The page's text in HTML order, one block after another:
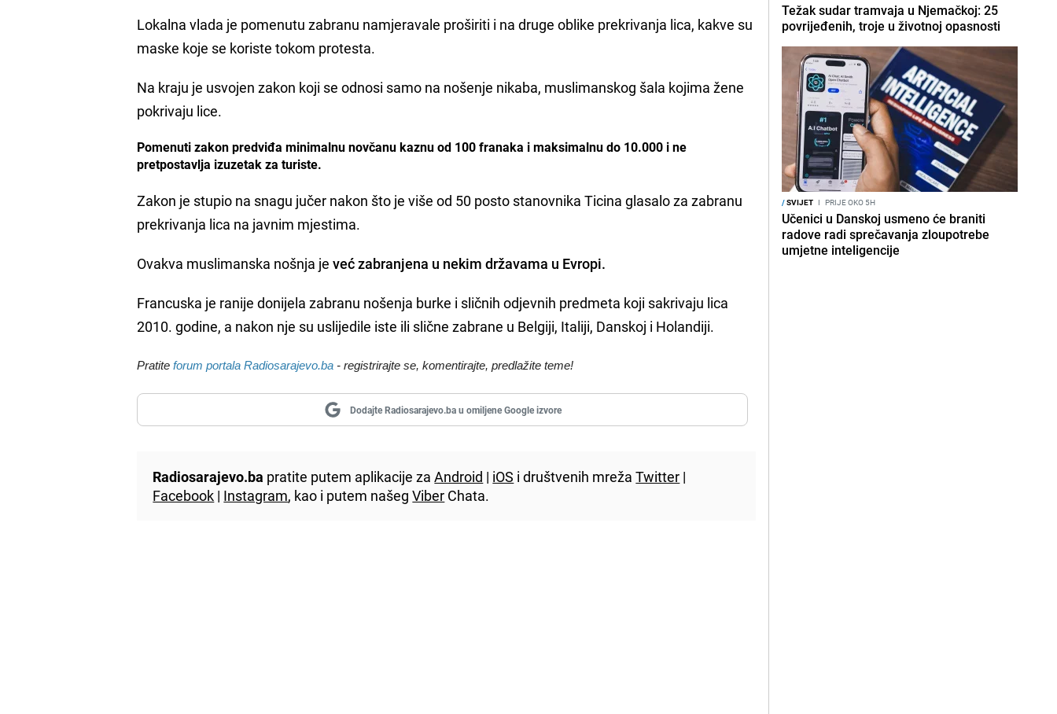
Lokalna vlada je pomenutu zabranu namjeravale proširiti i na druge oblike prekrivanja lica, kakve su
maske koje se koriste tokom protesta.
Na kraju je usvojen zakon koji se odnosi samo na nošenje nikaba, muslimanskog šala kojima žene
pokrivaju lice.
Pomenuti zakon predviđa minimalnu novčanu kaznu od 100 franaka i maksimalnu do 10.000 i ne
pretpostavlja izuzetak za turiste.
Zakon je stupio na snagu jučer nakon što je više od 50 posto stanovnika Ticina glasalo za zabranu
prekrivanja lica na javnim mjestima.
Ovakva muslimanska nošnja jeveć zabranjena u nekim državama u Evropi.
Francuska je ranije donijela zabranu nošenja burke i sličnih odjevnih predmeta koji sakrivaju lica
2010. godine, a nakon nje su uslijedile iste ili slične zabrane u Belgiji, Italiji, Danskoj i Holandiji.
Pratiteforum portala Radiosarajevo.ba - registrirajte se, komentirajte, predlažite teme!
Dodajte Radiosarajevo.ba u omiljene Google izvore
Radiosarajevo.ba pratite putem aplikacije zaAndroid | iOS i društvenih mrežaTwitter |
Facebook | Instagram, kao i putem našegViber Chata.
Težak sudar tramvaja u Njemačkoj: 25
povrijeđenih, troje u životnoj opasnosti
/SVIJET I PRIJE OKO 5H
Učenici u Danskoj usmeno će braniti
radove radi sprečavanja zloupotrebe
umjetne inteligencije